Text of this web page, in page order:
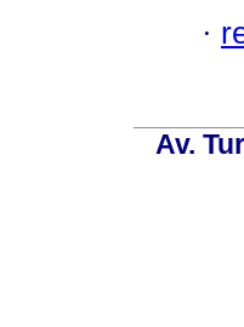
·
Av.